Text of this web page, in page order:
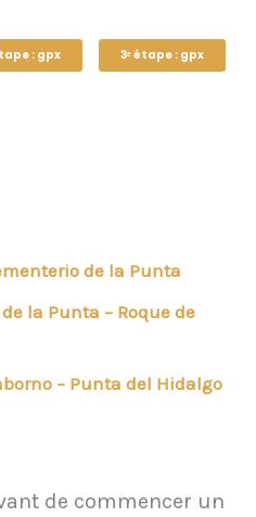
: gpx 3ᵉ étape : gpx
de la Punta
la Punta – Roque de
– Punta del Hidalgo
de commencer un